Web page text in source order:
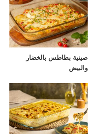
صينية بطاطس بالخضار
والبيض